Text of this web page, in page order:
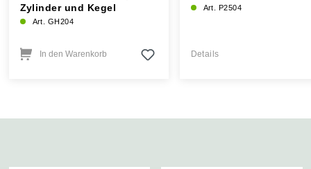
Zylinder und Kegel
Art. GH204
In den Warenkorb
Art. P2504
Details